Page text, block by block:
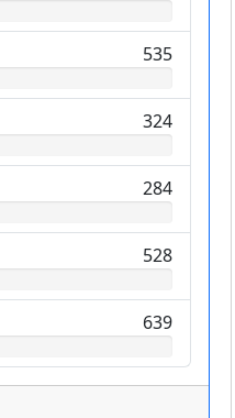
535
324
284
528
639